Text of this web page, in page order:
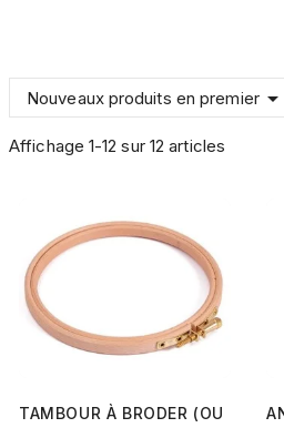
Nouveaux produits en premier 
Affichage 1-12 sur 12 articles
TAMBOUR À BRODER (OU